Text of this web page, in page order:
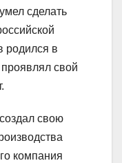
сделать
родился в
проявлял свой
свою
компания